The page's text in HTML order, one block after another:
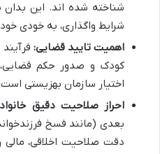
شناخته شده اند. این
شرایط واگذاری، به خودی
اهمیت تایید قضایی: فرآیند
کودک و صدور حکم
اختیار سازمان بهزیستی
احراز صلاحیت دقیق
بعدی (مانند فسخ
دقت صلاحیت اخلاقی، مالی